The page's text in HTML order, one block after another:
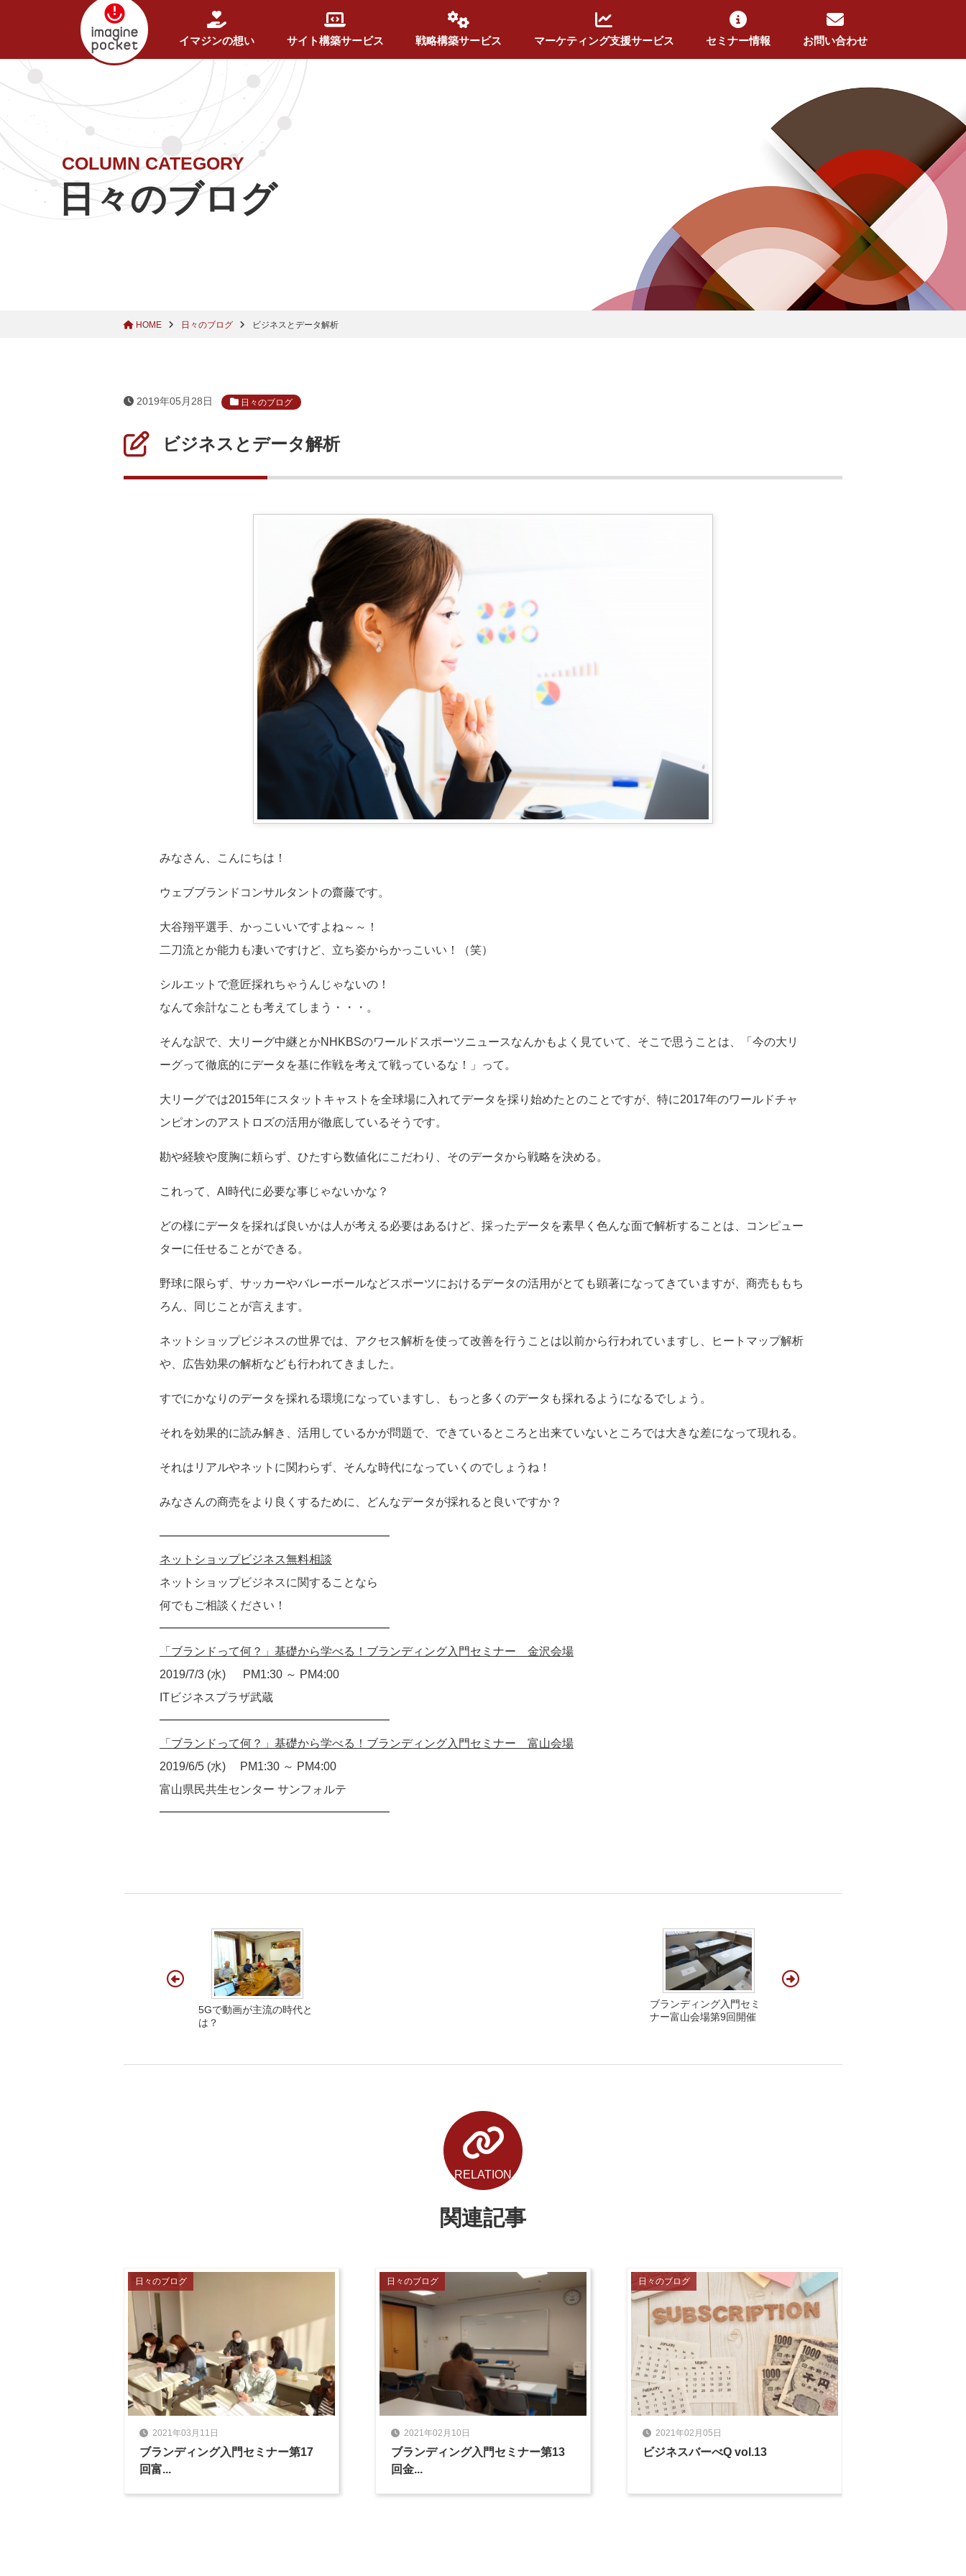
イマジンの想い サイト構築サービス 戦略構築サービス マーケティング支援サービス セミナー情報 お問い合わせ
COLUMN CATEGORY
日々のブログ
HOME 日々のブログ ビジネスとデータ解析
2019年05月28日 日々のブログ
ビジネスとデータ解析
みなさん、こんにちは！
ウェブブランドコンサルタントの齋藤です。
大谷翔平選手、かっこいいですよね～～！
二刀流とか能力も凄いですけど、立ち姿からかっこいい！（笑）
シルエットで意匠採れちゃうんじゃないの！
なんて余計なことも考えてしまう・・・。
そんな訳で、大リーグ中継とかNHKBSのワールドスポーツニュースなんかもよく見ていて、そこで思うことは、「今の大リ
ーグって徹底的にデータを基に作戦を考えて戦っているな！」って。
大リーグでは2015年にスタットキャストを全球場に入れてデータを採り始めたとのことですが、特に2017年のワールドチャ
ンピオンのアストロズの活用が徹底しているそうです。
勘や経験や度胸に頼らず、ひたすら数値化にこだわり、そのデータから戦略を決める。
これって、AI時代に必要な事じゃないかな？
どの様にデータを採れば良いかは人が考える必要はあるけど、採ったデータを素早く色んな面で解析することは、コンピュー
ターに任せることができる。
野球に限らず、サッカーやバレーボールなどスポーツにおけるデータの活用がとても顕著になってきていますが、商売ももち
ろん、同じことが言えます。
ネットショップビジネスの世界では、アクセス解析を使って改善を行うことは以前から行われていますし、ヒートマップ解析
や、広告効果の解析なども行われてきました。
すでにかなりのデータを採れる環境になっていますし、もっと多くのデータも採れるようになるでしょう。
それを効果的に読み解き、活用しているかが問題で、できているところと出来ていないところでは大きな差になって現れる。
それはリアルやネットに関わらず、そんな時代になっていくのでしょうね！
みなさんの商売をより良くするために、どんなデータが採れると良いですか？
━━━━━━━━━━━━━━━━━━━━
ネットショップビジネス無料相談
ネットショップビジネスに関することなら
何でもご相談ください！
━━━━━━━━━━━━━━━━━━━━
「ブランドって何？」基礎から学べる！ブランディング入門セミナー 金沢会場
2019/7/3 (水) PM1:30 ～ PM4:00
ITビジネスプラザ武蔵
━━━━━━━━━━━━━━━━━━━━
「ブランドって何？」基礎から学べる！ブランディング入門セミナー 富山会場
2019/6/5 (水) PM1:30 ～ PM4:00
富山県民共生センター サンフォルテ
━━━━━━━━━━━━━━━━━━━━
5Gで動画が主流の時代と
は？
ブランディング入門セミ
ナー富山会場第9回開催
RELATION
関連記事
日々のブログ
2021年03月11日
ブランディング入門セミナー第17
回富...
日々のブログ
2021年02月10日
ブランディング入門セミナー第13
回金...
日々のブログ
2021年02月05日
ビジネスバーべQ vol.13